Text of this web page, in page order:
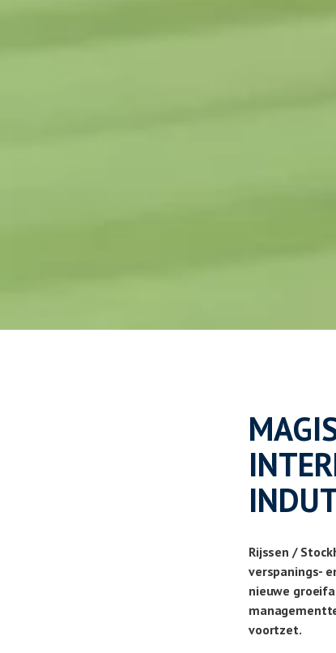
Rijssen /
verspanings-
nieuwe
voortzet.